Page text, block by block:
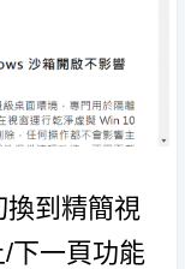
到精簡視
下一頁功能